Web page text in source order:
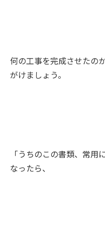
何の工事を完成させたの
がけましょう。
「うちのこの書類、常
なったら、